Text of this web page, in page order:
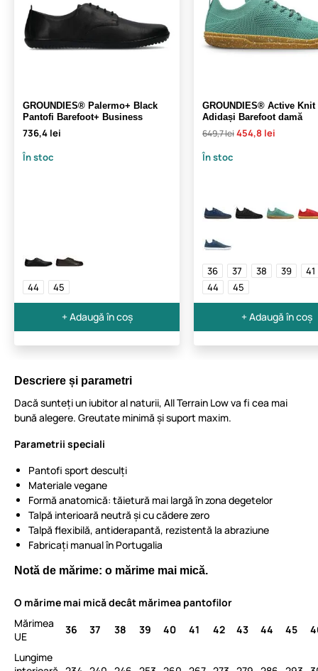
GROUNDIES® Palermo+ Black
Pantofi Barefoot+ Business
736,4 lei
În stoc
44 45
+ Adaugă în coș
GROUNDIES® Active Knit
Adidași Barefoot damă
649,7 lei454,8 lei
În stoc
36 37 38 39
41
44
45
+ Adaugă în coș
Descriere și parametri
Dacă sunteți un iubitor al naturii, All Terrain Low va fi cea mai
bună alegere. Greutate minimă și suport maxim.
Parametrii speciali
Pantofi sport desculți
Materiale vegane
Formă anatomică: tăietură mai largă în zona degetelor
Talpă interioară neutră și cu cădere zero
Talpă flexibilă, antiderapantă, rezistentă la abraziune
Fabricați manual în Portugalia
Notă de mărime: o mărime mai mică.
O mărime mai mică decât mărimea pantofilor
Mărimea
UE
36 37 38 39 40 41 42 43 44 45
Lungime